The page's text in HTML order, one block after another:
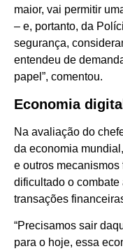
maior, vai permitir
– e, portanto, da
segurança,
entendeu de
papel”, comentou.
Economia digital
Na avaliação do
da economia
e outros
dificultado o
transações
“Precisamos sair
para o hoje, essa